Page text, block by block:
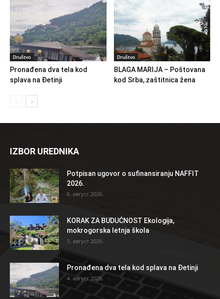
Društvo
Pronađena dva tela kod
splava na Đetinji
Društvo
BLAGA MARIJA – Poštovana
kod Srba, zaštitnica žena
IZBOR UREDNIKA
Potpisan ugovor o sufinansiranju NAFFIT
2026.
6. август 2026.
KORAK ZA BUDUĆNOST Ekologija,
mokrogorska letnja škola
5. август 2026.
Pronađena dva tela kod splava na Đetinji
4. август 2026.